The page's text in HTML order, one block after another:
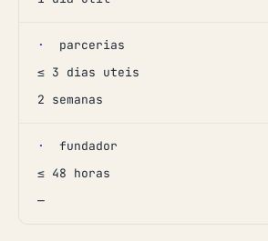
·
parcerias
≤ 3 dias uteis
2 semanas
·
fundador
≤ 48 horas
—